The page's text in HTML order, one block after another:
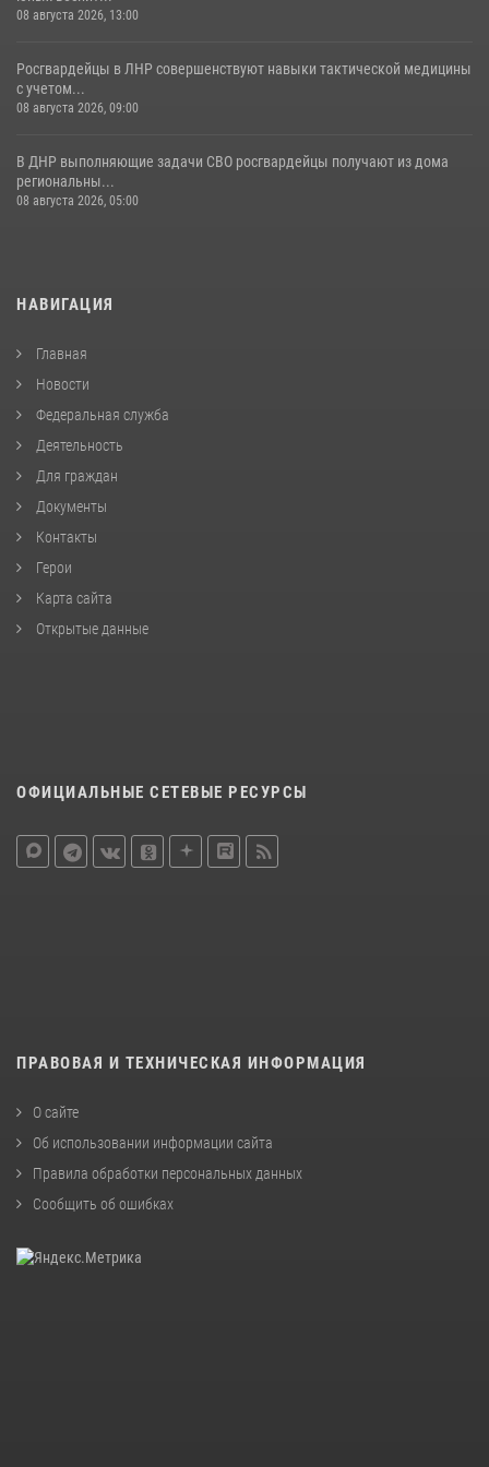
08 августа 2026, 13:00
Росгвардейцы в ЛНР совершенствуют навыки тактической медицины
с учетом...
08 августа 2026, 09:00
В ДНР выполняющие задачи СВО росгвардейцы получают из дома
региональны...
08 августа 2026, 05:00
НАВИГАЦИЯ
Главная
Новости
Федеральная служба
Деятельность
Для граждан
Документы
Контакты
Герои
Карта сайта
Открытые данные
ОФИЦИАЛЬНЫЕ СЕТЕВЫЕ РЕСУРСЫ
ПРАВОВАЯ И ТЕХНИЧЕСКАЯ ИНФОРМАЦИЯ
О сайте
Об использовании информации сайта
Правила обработки персональных данных
Сообщить об ошибках